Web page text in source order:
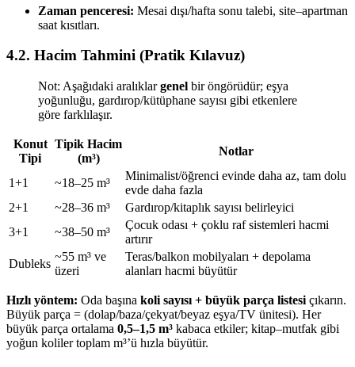
Zaman penceresi: Mesai dışı/hafta sonu talebi, site–apartman
saat kısıtları.
4.2. Hacim Tahmini (Pratik Kılavuz)
Not: Aşağıdaki aralıklargenel bir öngörüdür; eşya
yoğunluğu, gardırop/kütüphane sayısı gibi etkenlere
göre farklılaşır.
Konut
Tipi
Tipik Hacim
(m³)
Notlar
1+1 ~18–25 m³
Minimalist/öğrenci evinde daha az, tam dolu
evde daha fazla
2+1
~28–36 m³
Gardırop/kitaplık sayısı belirleyici
3+1
~38–50 m³
Çocuk odası + çoklu raf sistemleri hacmi
artırır
Dubleks
~55 m³ ve
üzeri
Teras/balkon mobilyaları + depolama
alanları hacmi büyütür
Hızlı yöntem: Oda başına koli sayısı + büyük parça listesi çıkarın.
Büyük parça = (dolap/baza/çekyat/beyaz eşya/TV ünitesi). Her
büyük parça ortalama 0,5–1,5 m³ kabaca etkiler; kitap–mutfak gibi
yoğun koliler toplam m³’ü hızla büyütür.